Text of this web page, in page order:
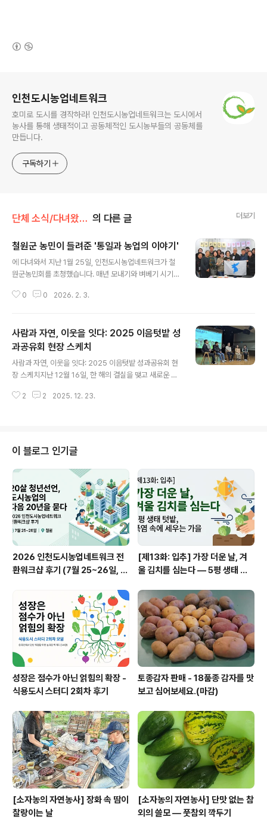
인천도시농업네트워크
호미로 도시를 경작하라! 인천도시농업네트워크는 도시에서
농사를 통해 생태적이고 공동체적인 도시농부들의 공동체를
만듭니다.
구독하기
단체 소식/다녀왔습니다 의 다른 글 더보기
철원군 농민이 들려준 '통일과 농업의 이야기'
에 다녀와서 지난 1월 25일, 인천도시농업네트워크가 철
원군농민회를 초청했습니다. 매년 모내기와 벼베기 시기가
다. 행사 때마다 직접 손모내기와 추수를 경험하고 평화 통
기를 듣는 시간을 마련했습니다. 철원군농민회에서는 김용
빈 조직교육위원장과 이광휘 농업위원장이 오셨습니다. 농
한기가 아니면 걸음이 쉽지 않을 분들입니다. 올겨울 유난
히 추운 날이 이어지는 가운데 얼마전 내린 눈을 트럭 뒤 가
득 싣고 인천으로 달려오셨습니다. 이음텃밭, 해바람텃밭
방문도시농업 현장을 보여드리고자 인천 송도 이음텃밭과
0 0 2026. 2. 3.
사람과 자연, 이웃을 잇다: 2025 이음텃밭 성
과공유회 현장 스케치
사람과 자연, 이웃을 잇다: 2025 이음텃밭 성과공유회 현
장 스케치지난 12월 16일, 한 해의 결실을 맺고 새로운 시
개최되었습니다. 김동수 이장님의 개회사처럼, 이번 성과
"행정과 민간 단체, 주민의 협력으로 5년째 이어져 온 것
자체가 큰 성과"라며, "텃밭을 통해 많은 사람이 연결되고
새로운 관계가 만들어지는 '관계의 힘'이야말로 가장 큰 성
과"라고 강조했습니다. 행사장 안은 한 해 동안 땀 흘린 도
시농부들의 자부심과 이웃을 향한 따뜻한 정으로 가득했습
니다. 웃음과 감동이 넘쳤던..
2 2 2025. 12. 23.
이 블로그 인기글
2026 인천도시농업네트워크 전
환워크샵 후기 (7월 25~26일, 철
[제13화: 입추] 가장 더운 날, 겨
울 김치를 심는다 — 5평 생태 텃
성장은 점수가 아닌 얽힘의 확장 -
식용도시 스터디 2회차 후기
토종감자 판매 - 18품종 감자를 맛
보고 심어보세요.(마감)
[소자농의 자연농사] 장화 속 땀이
찰랑이는 날
[소자농의 자연농사] 단맛 없는 참
외의 쓸모 — 풋참외 깍두기